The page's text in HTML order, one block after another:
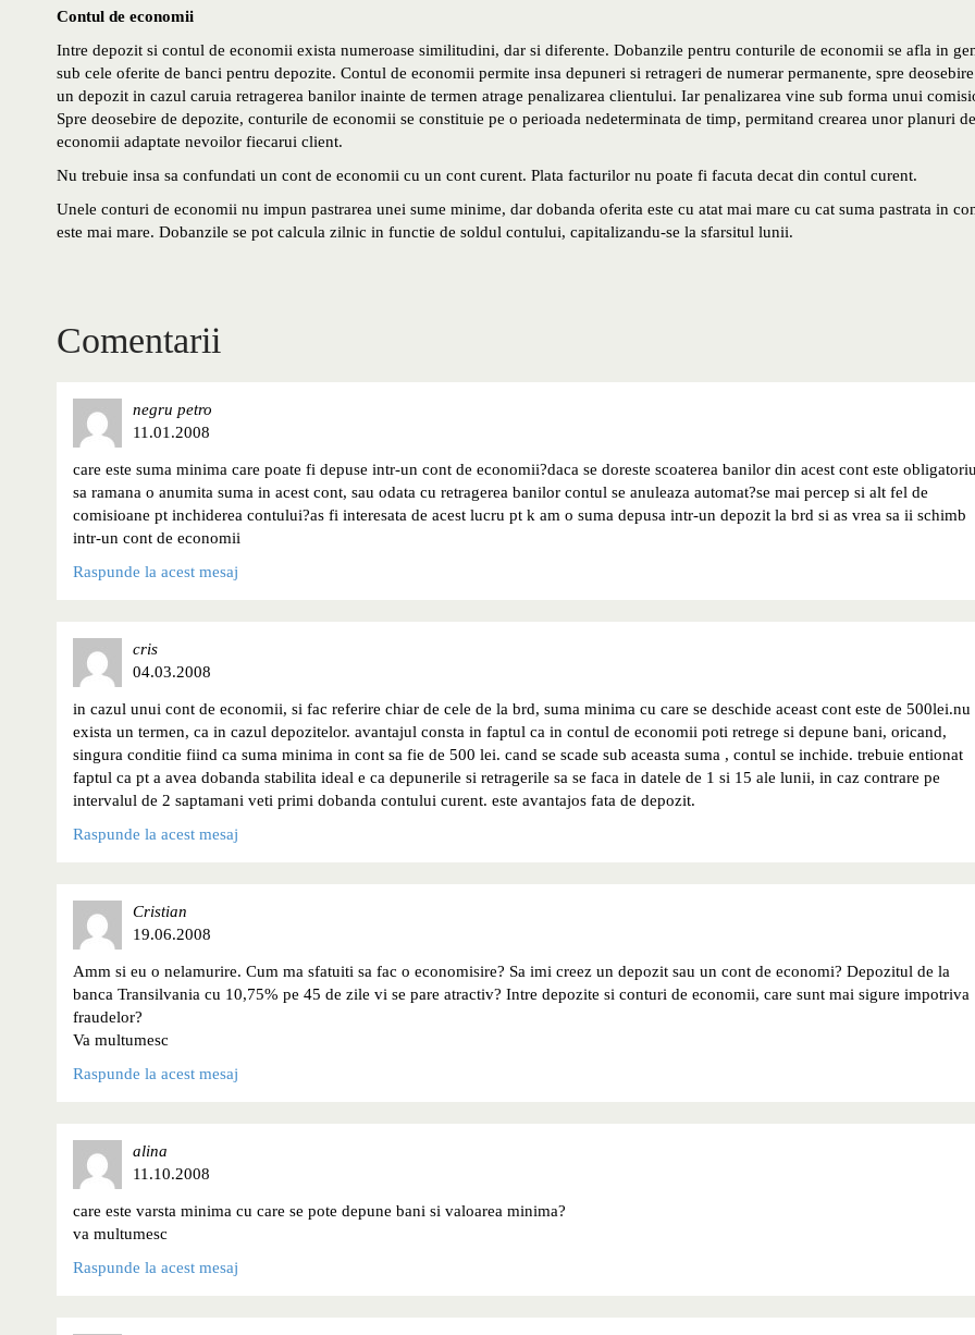
Contul de economii
Intre depozit si contul de economii exista numeroase similitudini, dar si diferente. Dobanzile pentru conturile de economii se afla in
sub cele oferite de banci pentru depozite. Contul de economii permite insa depuneri si retrageri de numerar permanente, spre
un depozit in cazul caruia retragerea banilor inainte de termen atrage penalizarea clientului. Iar penalizarea vine sub forma unui
Spre deosebire de depozite, conturile de economii se constituie pe o perioada nedeterminata de timp, permitand crearea unor planuri de
economii adaptate nevoilor fiecarui client.
Nu trebuie insa sa confundati un cont de economii cu un cont curent. Plata facturilor nu poate fi facuta decat din contul curent.
Unele conturi de economii nu impun pastrarea unei sume minime, dar dobanda oferita este cu atat mai mare cu cat suma pastrata in
este mai mare. Dobanzile se pot calcula zilnic in functie de soldul contului, capitalizandu-se la sfarsitul lunii.
Comentarii
negru petro
11.01.2008
care este suma minima care poate fi depuse intr-un cont de economii?daca se doreste scoaterea banilor din acest cont este
sa ramana o anumita suma in acest cont, sau odata cu retragerea banilor contul se anuleaza automat?se mai percep si alt fel de
comisioane pt inchiderea contului?as fi interesata de acest lucru pt k am o suma depusa intr-un depozit la brd si as vrea sa ii schimb
intr-un cont de economii
Raspunde la acest mesaj
cris
04.03.2008
in cazul unui cont de economii, si fac referire chiar de cele de la brd, suma minima cu care se deschide aceast cont este de 500lei.nu
exista un termen, ca in cazul depozitelor. avantajul consta in faptul ca in contul de economii poti retrege si depune bani, oricand,
singura conditie fiind ca suma minima in cont sa fie de 500 lei. cand se scade sub aceasta suma , contul se inchide. trebuie entionat
faptul ca pt a avea dobanda stabilita ideal e ca depunerile si retragerile sa se faca in datele de 1 si 15 ale lunii, in caz contrare pe
intervalul de 2 saptamani veti primi dobanda contului curent. este avantajos fata de depozit.
Raspunde la acest mesaj
Cristian
19.06.2008
Amm si eu o nelamurire. Cum ma sfatuiti sa fac o economisire? Sa imi creez un depozit sau un cont de economi? Depozitul de la
banca Transilvania cu 10,75% pe 45 de zile vi se pare atractiv? Intre depozite si conturi de economii, care sunt mai sigure impotriva
fraudelor?
Va multumesc
Raspunde la acest mesaj
alina
11.10.2008
care este varsta minima cu care se pote depune bani si valoarea minima?
va multumesc
Raspunde la acest mesaj